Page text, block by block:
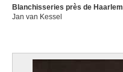
Blanchisseries près de Haarlem
Jan van Kessel